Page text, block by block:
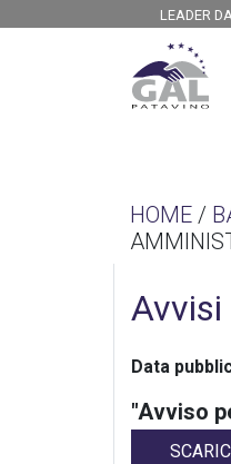
LEADER
HOME /
Avvisi
Data
"Avviso